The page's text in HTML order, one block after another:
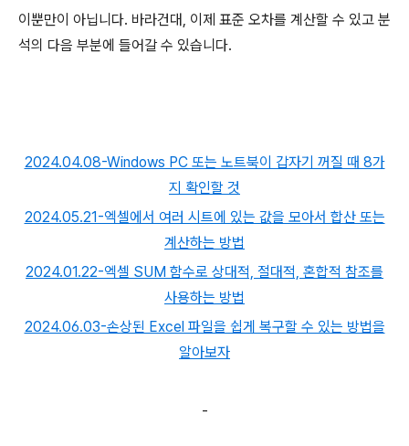
이뿐만이 아닙니다. 바라건대, 이제 표준 오차를 계산할 수 있고 분
석의 다음 부분에 들어갈 수 있습니다.
2024.04.08-Windows PC 또는 노트북이 갑자기 꺼질 때 8가
지 확인할 것
2024.05.21-엑셀에서 여러 시트에 있는 값을 모아서 합산 또는
계산하는 방법
2024.01.22-엑셀 SUM 함수로 상대적, 절대적, 혼합적 참조를
사용하는 방법
2024.06.03-손상된 Excel 파일을 쉽게 복구할 수 있는 방법을
알아보자
-